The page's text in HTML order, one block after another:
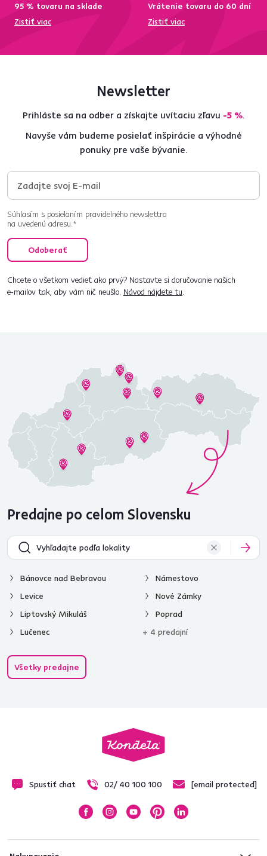
95 % tovaru na sklade
Zistiť viac
Vrátenie tovaru do 60 dní
Zistiť viac
Newsletter
Prihláste sa na odber a získajte uvítaciu zľavu -5 %.
Navyše vám budeme posielať inšpirácie a výhodné
ponuky pre vaše bývanie.
Súhlasím s posielaním pravidelného newslettra
na uvedenú adresu.*
Odoberať
Chcete o všetkom vedieť ako prvý? Nastavte si doručovanie našich
e‑mailov tak, aby vám nič neušlo. Návod nájdete tu.
Predajne po celom Slovensku
Bánovce nad Bebravou
Levice
Liptovský Mikuláš
Lučenec
Námestovo
Nové Zámky
Poprad
+ 4 predajní
Všetky predajne
Spustiť chat 02/ 40 100 100 [email protected]